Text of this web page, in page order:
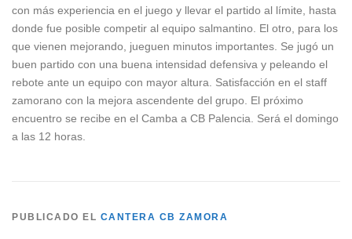
con más experiencia en el juego y llevar el partido al límite, hasta
donde fue posible competir al equipo salmantino. El otro, para los
que vienen mejorando, jueguen minutos importantes. Se jugó un
buen partido con una buena intensidad defensiva y peleando el
rebote ante un equipo con mayor altura. Satisfacción en el staff
zamorano con la mejora ascendente del grupo. El próximo
encuentro se recibe en el Camba a CB Palencia. Será el domingo
a las 12 horas.
PUBLICADO EL CANTERA CB ZAMORA